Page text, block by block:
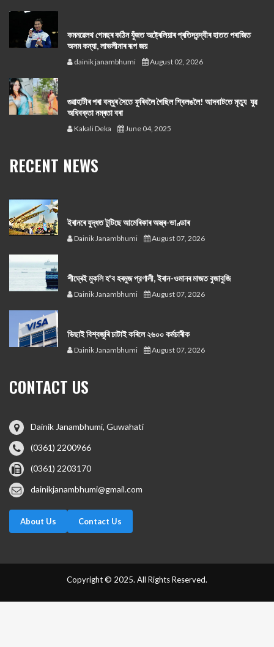
কমনৱেলথ গেমছৰ কঠিন যুঁজত অষ্ট্ৰেলিয়াৰ প্ৰতিদ্বন্দ্বীৰ হাতত পৰাজিত
অসম কন্যা, লাভলীনাৰ ৰূপ জয়
dainik janambhumi August 02, 2026
গুৱাহাটীৰ পৰা বন্ধুৰ সৈতে ফুৰিবলৈ গৈছিল শ্বিলঙলৈ! আদবাটতে মৃত্যু যুৱ
অধিবক্তা নম্ৰতা বৰা
Kakali Deka June 04, 2025
RECENT NEWS
ইৰানৰে যুদ্ধত টুটিছে আমেৰিকাৰ অস্ত্ৰ-ভাণ্ডাৰ
Dainik Janambhumi August 07, 2026
শীঘ্ৰেই মুকলি হ'ব হৰমুজ প্রণালী, ইৰান-ওমানৰ মাজত বুজাবুজি
Dainik Janambhumi August 07, 2026
ভিছাই বিশ্বজুৰি চাটাই কৰিলে ২৬০০ কৰ্মচাৰীক
Dainik Janambhumi August 07, 2026
CONTACT US
Dainik Janambhumi, Guwahati
(0361) 2200966
(0361) 2203170
dainikjanambhumi@gmail.com
About Us Contact Us
Copyright © 2025. All Rights Reserved.